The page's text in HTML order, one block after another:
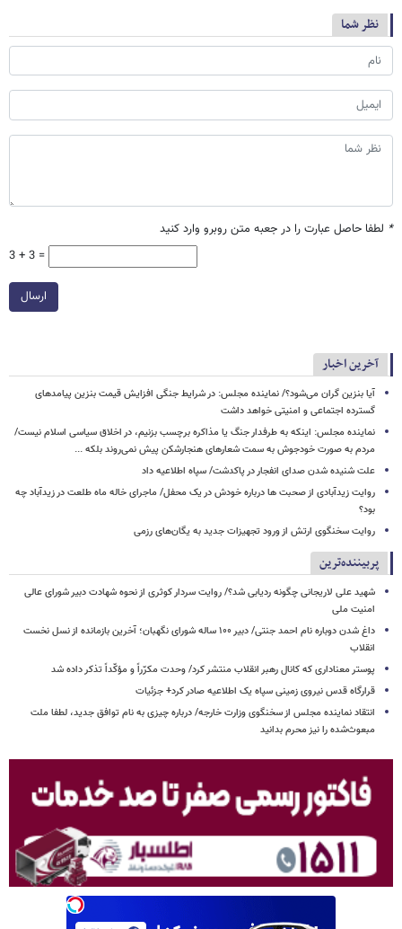
نظر شما
* لطفا حاصل عبارت را در جعبه متن روبرو وارد کنید
3 + 3 =
ارسال
آخرین اخبار
آیا بنزین گران می‌شود؟/ نماینده مجلس: در شرایط جنگی افزایش قیمت بنزین پیامدهای
گسترده اجتماعی و امنیتی خواهد داشت
نماینده مجلس: اینکه به طرفدار جنگ یا مذاکره برچسب بزنیم، در اخلاق سیاسی اسلام نیست/
مردم به صورت خودجوش به سمت شعارهای هنجارشکن پیش نمی‌روند بلکه ...
علت شنیده شدن صدای انفجار در پاکدشت/ سپاه اطلاعیه داد
روایت زیدآبادی از صحبت ها درباره خودش در یک محفل/ ماجرای خاله ماه طلعت در زیدآباد چه
بود؟
روایت سخنگوی ارتش از ورود تجهیزات جدید به یگان‌های رزمی
پربیننده‌ترین
شهید علی لاریجانی چگونه ردیابی شد؟/ روایت سردار کوثری از نحوه شهادت دبیر شورای عالی
امنیت ملی
داغ شدن دوباره نام احمد جنتی/ دبیر ۱۰۰ ساله شورای نگهبان؛ آخرین بازمانده از نسل نخست
انقلاب
پوستر معناداری که کانال رهبر انقلاب منتشر کرد/ وحدت مکرّراً و مؤکّداً تذکر داده شد
قرارگاه قدس نیروی زمینی سپاه یک اطلاعیه صادر کرد+ جزئیات
انتقاد نماینده مجلس از سخنگوی وزارت خارجه/ درباره چیزی به نام توافق جدید، لطفا ملت
مبعوث‌شده را نیز محرم بدانید